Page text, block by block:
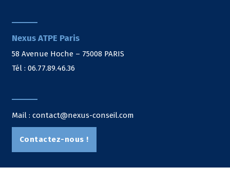
Nexus ATPE Paris
58 Avenue Hoche – 75008 PARIS
Tél : 06.77.89.46.36
Mail : contact@nexus-conseil.com
Contactez-nous !